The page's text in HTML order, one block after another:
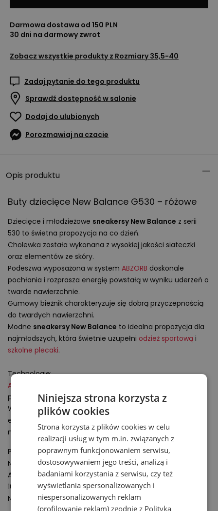
Darmowa dostawa od 150 PLN
30 dni na darmowy zwrot
Zobacz wszystkie produkty z Rozmiary 35,5-40
Zadaj pytanie do tego produktu
Sprawdź dostępność w salonie
Dodaj do ulubionych
Porozmawiaj na czacie
Opis produktu
Buty dziecięce New Balance G530 – różowe
Dziecięce i młodzieżowe sneakersy New Balance z serii
530 to świetna propozycja na co dzień.
Cholewka została wykonana z wysokiej jakości siateczki
oraz elementów ze skóry.
Podeszwa wyposażona w system ABZORB doskonale
pochłania i rozprasza energię powstałą w wyniku uderzeń o
twarde nawierzchnie.
Gumowy bieżnik charakteryzuje się dobrą przyczepnością
do twardych nawierzchni.
Modne sneakersy New Balance to idealna propozycja dla
najmłodszych, która świetnie uzupełni odzież sportową i
szkolne plecaki.
Technologie:
ABZORB
podeszwy obuwia.
Wykonany z polimeru komponent absorbuje i rozprasza
energię powstającą podczas uderzeń o twarde
nawierzchnie.
Podmiot odpowiedzialny:
New Balance Europe BV
A-Factorij, Pilotenstraat 35 – 45
1059 CH Amsterdam
Netherlands
Niniejsza strona korzysta z
plików cookies
Strona korzysta z plików cookies w celu
realizacji usług w tym m.in. związanych z
poprawnym funkcjonowaniem serwisu,
dostosowywaniem jego treści, analizą i
badaniami korzystania z serwisu, czy też
wyświetlania spersonalizowanych i
niespersonalizowanych reklam
(profilowanie reklam) zgodnie z Polityką